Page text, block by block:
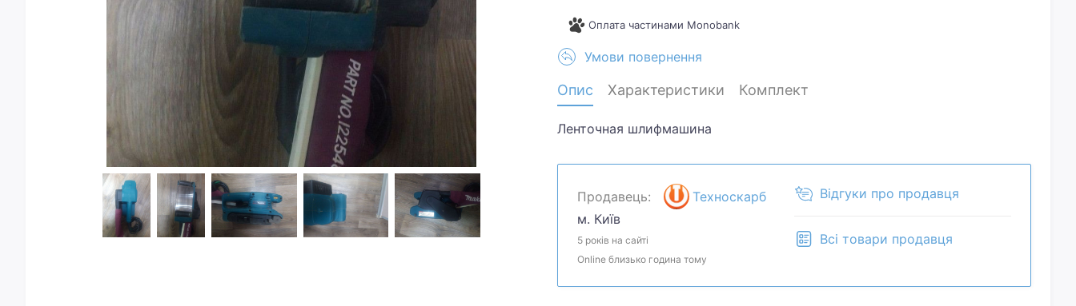
Оплата частинами Monobank
Умови повернення
Опис Характеристики Комплект
Ленточная шлифмашина
Продавець:
Техноскарб
м. Київ
5 років на сайті
Online близько година тому
Відгуки про продавця
Всі товари продавця